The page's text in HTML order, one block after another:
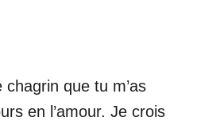
que tu m’as
en l’amour. Je crois